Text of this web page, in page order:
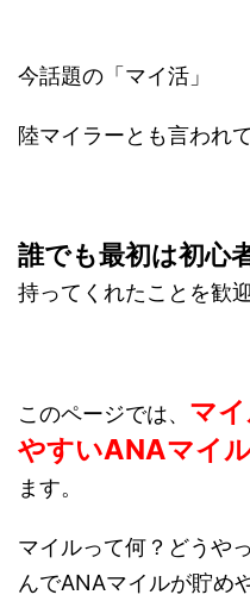
今話題の「マイ活」
陸マイラーとも言われ
誰でも最初は初心者
持ってくれたことを歓
このページでは、 マ
やすいANAマイ
ます。
マイルって何？どうや
んでANAマイルが貯め